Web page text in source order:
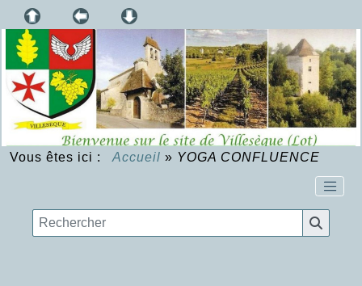
Vous êtes ici : Accueil » YOGA CONFLUENCE